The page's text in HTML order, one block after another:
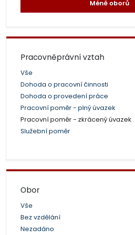
Méně oborů
Pracovněprávní vztah
Vše
Dohoda o pracovní činnosti
Dohoda o provedení práce
Pracovní poměr - plný úvazek
Pracovní poměr - zkrácený úvazek
Služební poměr
Obor
Vše
Bez vzdělání
Nezadáno